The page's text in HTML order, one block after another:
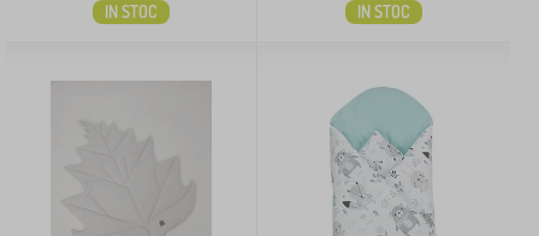
IN STOC IN STOC